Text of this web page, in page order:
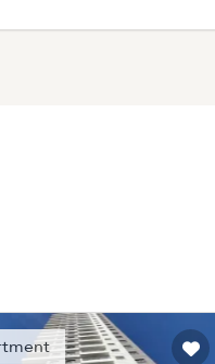
Recommended